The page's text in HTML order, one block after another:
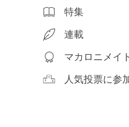
特集
連載
マカロニメイト
人気投票に参